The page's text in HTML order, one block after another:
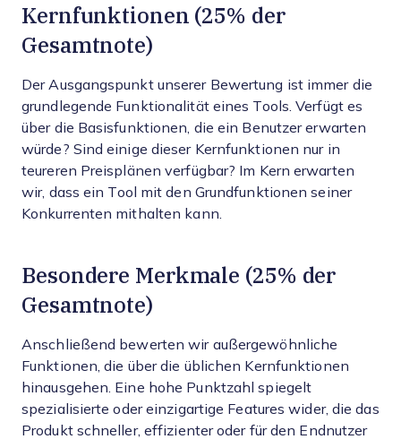
Kernfunktionen (25% der
Gesamtnote)
Der Ausgangspunkt unserer Bewertung ist immer die
grundlegende Funktionalität eines Tools. Verfügt es
über die Basisfunktionen, die ein Benutzer erwarten
würde? Sind einige dieser Kernfunktionen nur in
teureren Preisplänen verfügbar? Im Kern erwarten
wir, dass ein Tool mit den Grundfunktionen seiner
Konkurrenten mithalten kann.
Besondere Merkmale (25% der
Gesamtnote)
Anschließend bewerten wir außergewöhnliche
Funktionen, die über die üblichen Kernfunktionen
hinausgehen. Eine hohe Punktzahl spiegelt
spezialisierte oder einzigartige Features wider, die das
Produkt schneller, effizienter oder für den Endnutzer